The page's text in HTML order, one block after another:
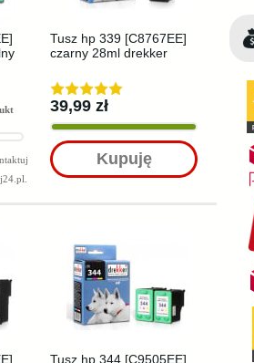
Tusz hp 339 [C8767EE]
czarny 28ml drekker
39,99 zł
Kupuję
Tusz hp 344 [C9505EE]